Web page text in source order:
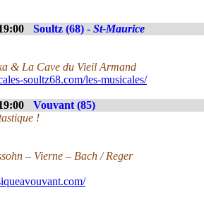
Soultz (68) - St-Maurice
& La Cave du Vieil Armand
soultz68.com/les-musicales/
Vouvant (85)
!
– Vierne – Bach / Reger